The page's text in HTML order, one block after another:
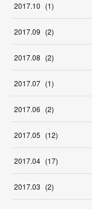
2017.10 (1)
2017.09 (2)
2017.08 (2)
2017.07 (1)
2017.06 (2)
2017.05 (12)
2017.04 (17)
2017.03 (2)